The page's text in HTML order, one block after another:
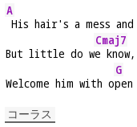
A
His hair's a mess
But little do w
Cmaj7
e
Welcome him with o
G
pen
コーラス